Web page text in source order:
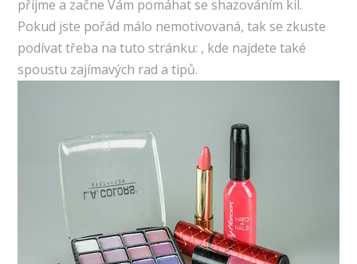
přijme a začne Vám pomáhat se shazováním kil.
Pokud jste pořád málo nemotivovaná, tak se zkuste
podívat třeba na tuto stránku: , kde najdete také
spoustu zajímavých rad a tipů.